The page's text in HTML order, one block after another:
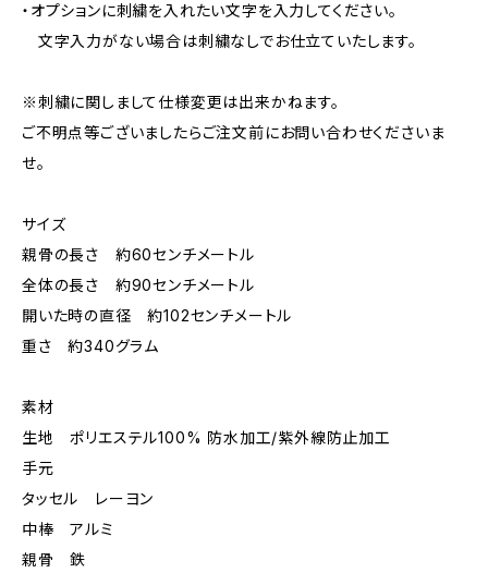
・オプションに刺繍を入れたい文字を入力してください。
文字入力がない場合は刺繍なしでお仕立ていたします。
※刺繍に関しまして仕様変更は出来かねます。
ご不明点等ございましたらご注文前にお問い合わせくださいま
せ。
サイズ
親骨の長さ 約60センチメートル
全体の長さ 約90センチメートル
開いた時の直径 約102センチメートル
重さ 約340グラム
素材
生地 ポリエステル100% 防水加工/紫外線防止加工
手元
タッセル レーヨン
中棒 アルミ
親骨 鉄